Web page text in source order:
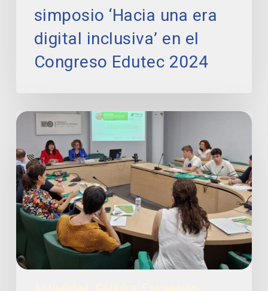
Edutec
simposio ‘Hacia una era
digital inclusiva’ en el
Congreso Edutec 2024
La
directora
de
DicaTIC
expone
nuestras
herramientas
prácticas
accesibilidad
digital